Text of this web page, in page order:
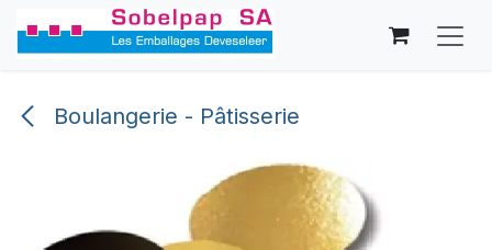
Se rendre au contenu
Boulangerie - Pâtisserie